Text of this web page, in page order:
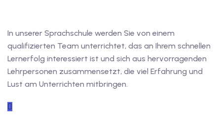
In unserer Sprachschule werden Sie von einem
qualifizierten Team unterrichtet, das an Ihrem schnellen
Lernerfolg interessiert ist und sich aus hervorragenden
Lehrpersonen zusammensetzt, die viel Erfahrung und
Lust am Unterrichten mitbringen.